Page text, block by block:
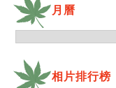
月曆
相片排行榜